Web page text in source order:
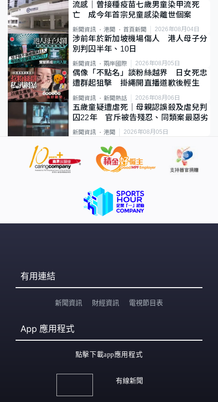
流感｜曾接種疫苗七歲男童染甲流死
亡 成今年首宗兒童感染離世個案
新聞資訊 港聞 首頁新聞 2026年08月04日
涉前年於新加坡機場傷人 港人母子分
別判囚半年、10日
新聞資訊 兩岸國際 2026年08月05日
偶像「不點名」談粉絲越界 日女死忠
遭群起狙擊 掛繩開直播道歉後輕生
新聞資訊 新聞熱話 2026年08月06日
五歲童疑遭虐死｜母親認誤殺及虐兒判
囚22年 官斥被告殘忍、同類案最惡劣
新聞資訊 港聞 2026年08月05日
有用連結
新聞資訊 財經資訊 電視節目表
App 應用程式
點擊下載app應用程式
有線新聞